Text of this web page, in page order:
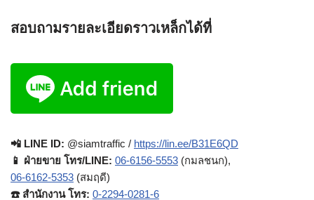
สอบถามรายละเอียดราวเหล็กได้ที่
📲 LINE ID: @siamtraffic / https://lin.ee/B31E6QD
📱 ฝ่ายขาย โทร/LINE: 06-6156-5553 (กมลชนก),
06-6162-5353 (สมฤดี)
☎️ สำนักงาน โทร: 0-2294-0281-6